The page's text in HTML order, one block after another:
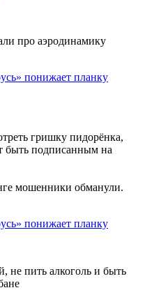
про аэродинамику
понижает планку
гришку пидорёнка,
быть подписанным на
мошенники обманули.
понижает планку
не пить алкоголь и быть